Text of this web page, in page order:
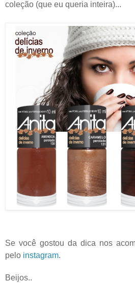
coleção (que eu queria inteira)...
Se você gostou da dica nos
pelo instagram.
Beijos..